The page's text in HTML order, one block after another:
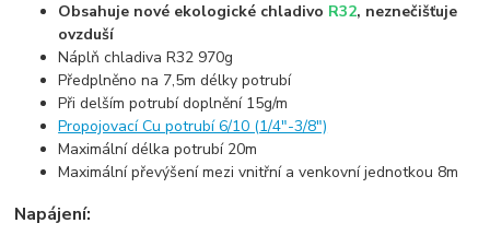
Obsahuje nové ekologické chladivo R32, neznečišťuje
ovzduší
Náplň chladiva R32 970g
Předplněno na 7,5m délky potrubí
Při delším potrubí doplnění 15g/m
Propojovací Cu potrubí 6/10 (1/4"-3/8")
Maximální délka potrubí 20m
Maximální převýšení mezi vnitřní a venkovní jednotkou 8m
Napájení: